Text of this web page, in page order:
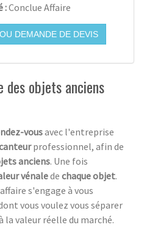
:Conclue Affaire
DEMANDE DE DEVIS
des objets anciens
vousavec l'entreprise
professionnel, afin de
anciens. Une fois
vénalede chaque objet.
s'engage à vous
vous voulez vous séparer
la valeur réelle du marché.